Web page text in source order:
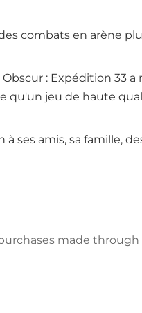
combats en arène
: Expédition 33
qu'un jeu de haute
ses amis, sa famille,
made